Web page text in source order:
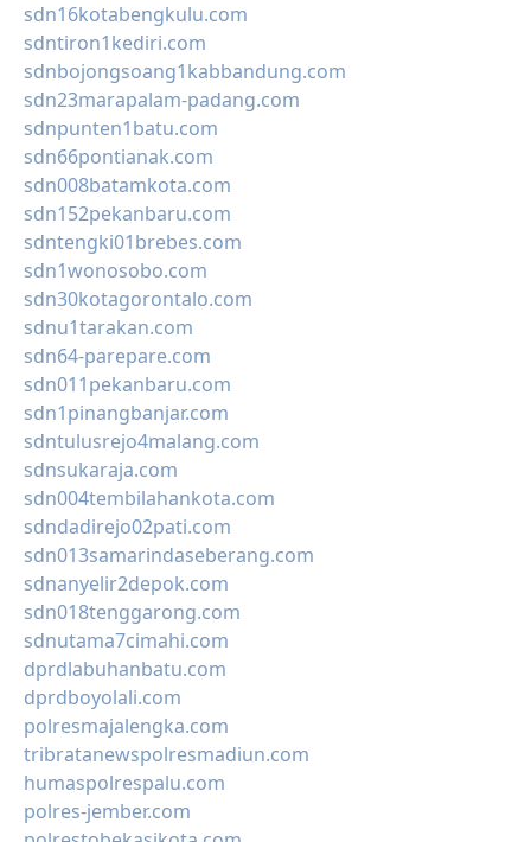
sdn16kotabengkulu.com
sdntiron1kediri.com
sdnbojongsoang1kabbandung.com
sdn23marapalam-padang.com
sdnpunten1batu.com
sdn66pontianak.com
sdn008batamkota.com
sdn152pekanbaru.com
sdntengki01brebes.com
sdn1wonosobo.com
sdn30kotagorontalo.com
sdnu1tarakan.com
sdn64-parepare.com
sdn011pekanbaru.com
sdn1pinangbanjar.com
sdntulusrejo4malang.com
sdnsukaraja.com
sdn004tembilahankota.com
sdndadirejo02pati.com
sdn013samarindaseberang.com
sdnanyelir2depok.com
sdn018tenggarong.com
sdnutama7cimahi.com
dprdlabuhanbatu.com
dprdboyolali.com
polresmajalengka.com
tribratanewspolresmadiun.com
humaspolrespalu.com
polres-jember.com